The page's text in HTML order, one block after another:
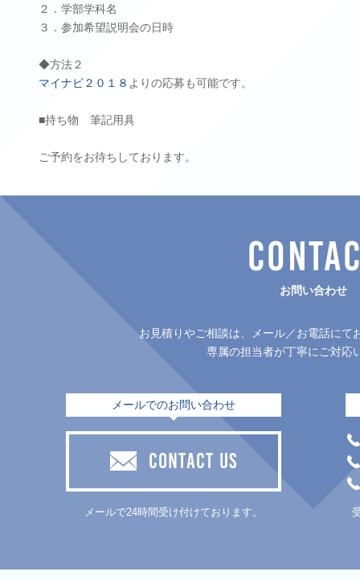
２．学部学科名
３．参加希望説明会の日時
◆方法２
マイナビ２０１８ よりの応募も可能です。
■持ち物 筆記用具
ご予約をお待ちしております。
お問い合わせ
お見積りやご相談は、メール／お電話にて
専属の担当者が丁寧にご対応
メールでのお問い合わせ
CONTACT US
メールで24時間受け付けております。